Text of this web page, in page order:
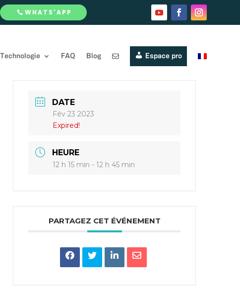
WHATS'APP
Technologie FAQ Blog Espace pro
DATE
Fév 23 2023
Expired!
HEURE
12 h 15 min - 12 h 45 min
PARTAGEZ CET ÉVÉNEMENT